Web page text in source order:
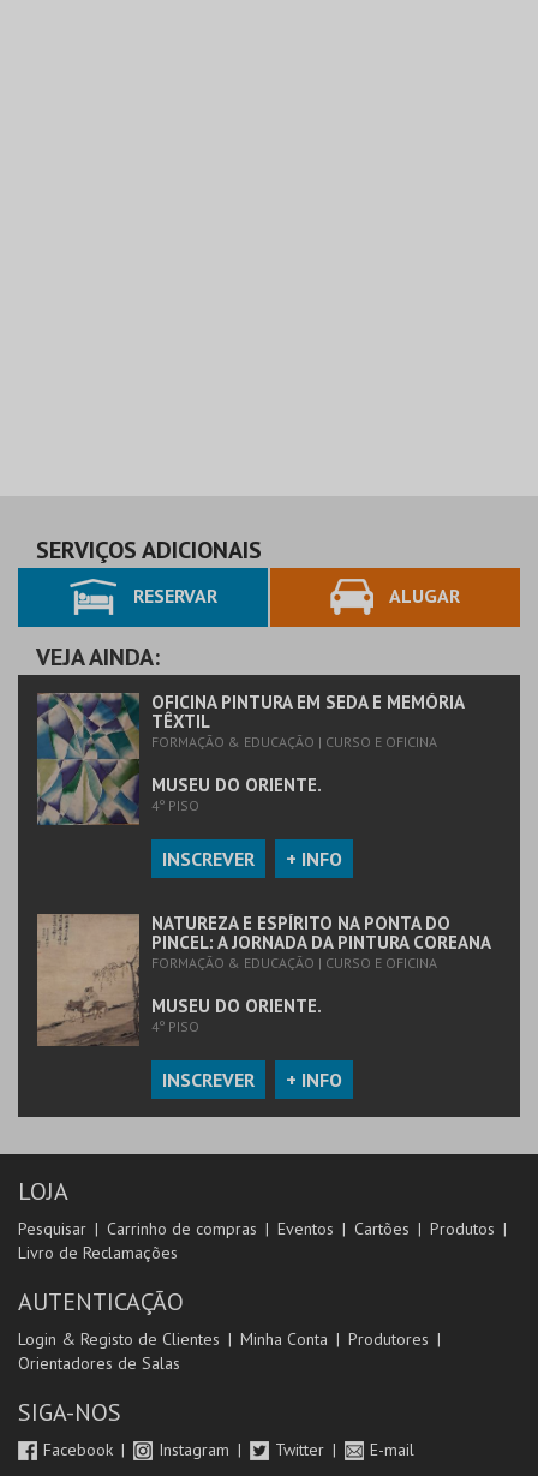
SERVIÇOS ADICIONAIS
RESERVAR ALUGAR
VEJA AINDA:
OFICINA PINTURA EM SEDA E MEMÓRIA
TÊXTIL
FORMAÇÃO & EDUCAÇÃO | CURSO E OFICINA
MUSEU DO ORIENTE.
4º PISO
INSCREVER + INFO
NATUREZA E ESPÍRITO NA PONTA DO
PINCEL: A JORNADA DA PINTURA COREANA
FORMAÇÃO & EDUCAÇÃO | CURSO E OFICINA
MUSEU DO ORIENTE.
4º PISO
INSCREVER + INFO
LOJA
Pesquisar Carrinho de compras Eventos Cartões
Produtos
Livro de Reclamações
AUTENTICAÇÃO
Login & Registo de Clientes Minha Conta
Produtores
Orientadores de Salas
SIGA-NOS
Facebook Instagram Twitter E-mail